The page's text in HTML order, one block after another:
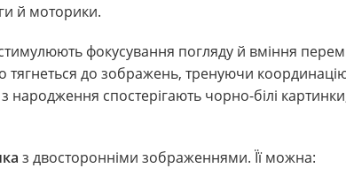
й моторики.
фокусування погляду й вміння
тягнеться до зображень, тренуючи
народження спостерігають чорно-білі
з двосторонніми зображеннями. Її можна: